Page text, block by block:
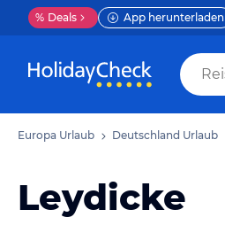
% Deals App herunterladen
Europa Urlaub Deutschland Urlaub
Leydicke